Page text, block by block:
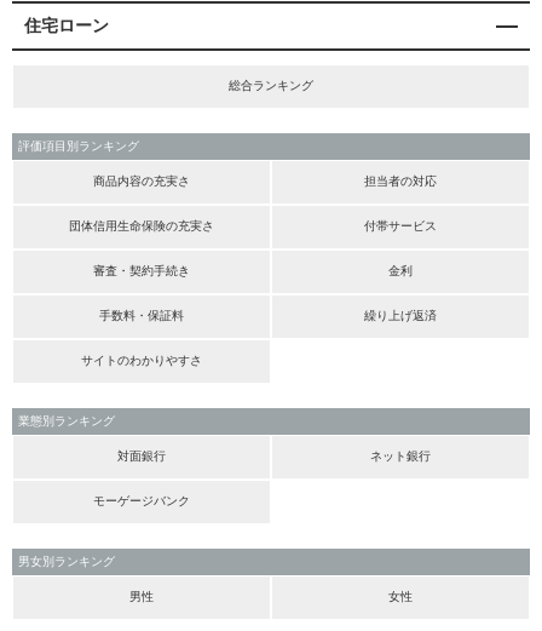
住宅ローン
総合ランキング
評価項目別ランキング
商品内容の充実さ 担当者の対応
団体信用生命保険の充実さ 付帯サービス
審査・契約手続き 金利
手数料・保証料 繰り上げ返済
サイトのわかりやすさ
業態別ランキング
対面銀行 ネット銀行
モーゲージバンク
男女別ランキング
男性 女性